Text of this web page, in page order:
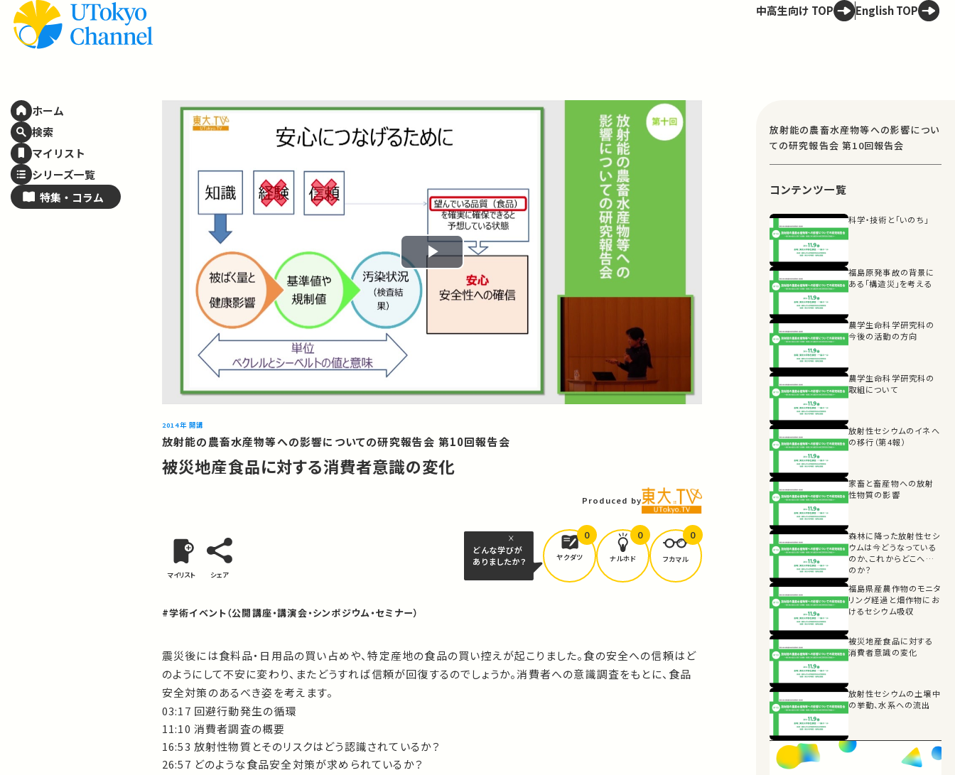
ホーム
検索
マイリスト
シリーズ一覧
特集・ コラム
中高生向け TOP English TOP
Play
Video
2014年 開講
放射能の農畜水産物等への影響についての研究報告会 第10回報告会
被災地産食品に対する消費者意識の変化
Produced by
マイリスト シェア
どんな学びが
ありましたか？
ヤクダツ
0
ナルホド
0
フカマル
0
#学術イベント（公開講座・講演会・シンポジウム・セミナー）
震災後には食料品・日用品の買い占めや、特定産地の食品の買い控えが起こりました。食の安全への信頼はど
のようにして不安に変わり、またどうすれば信頼が回復するのでしょうか。消費者への意識調査をもとに、食品
安全対策のあるべき姿を考えます。
03:17 回避行動発生の循環
11:10 消費者調査の概要
16:53 放射性物質とそのリスクはどう認識されているか？
26:57 どのような食品安全対策が求められているか？
放射能の農畜水産物等への影響につい
ての研究報告会 第10回報告会
コンテンツ一覧
科学・技術と「いのち」
福島原発事故の背景に
ある「構造災」を考える
農学生命科学研究科の
今後の活動の方向
農学生命科学研究科の
取組について
放射性セシウムのイネへ
の移行（第4報）
家畜と畜産物への放射
性物質の影響
森林に降った放射性セシ
ウムは今どうなっている
のか、これからどこへいく
のか？
福島県産農作物のモニタ
リング経過と畑作物にお
けるセシウム吸収
被災地産食品に対する
消費者意識の変化
放射性セシウムの土壌中
の挙動、水系への流出